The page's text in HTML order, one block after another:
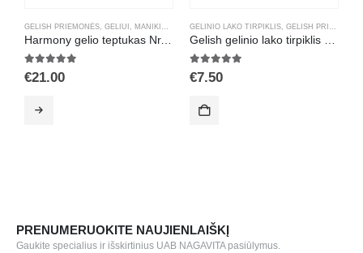
GELISH PRIEMONĖS GELIUI MANIKIŪRAS TEPTUKAI
Harmony gelio teptukas Nr.6 su kristalais
5.00 out of 5
€21.00
GELINIO LAKO TIRPIKLIS GELISH PRIEMONĖS
5.00out of 5
€7.50
PRENUMERUOKITE NAUJIENLAIŠKĮ
Gaukite specialius ir išskirtinius UAB NAGAVITA pasiūlymus.